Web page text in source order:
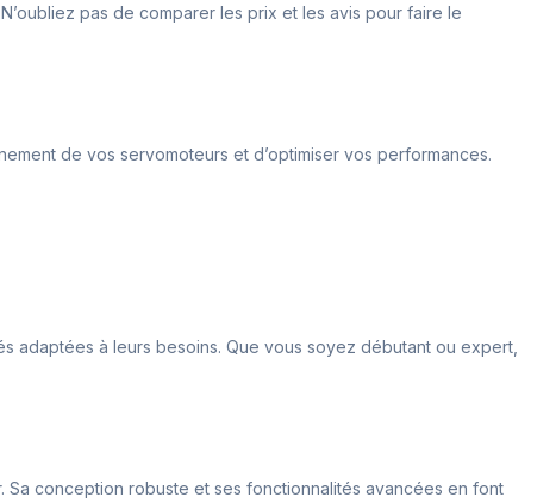
pas de comparer les prix et les avis pour faire le
de vos servomoteurs et d’optimiser vos performances.
adaptées à leurs besoins. Que vous soyez débutant ou expert,
conception robuste et ses fonctionnalités avancées en font